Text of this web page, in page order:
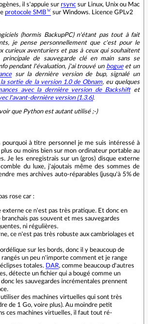
il s'appuie sur rsync sur Linux, Unix ou Mac
protocole SMB
sur Windows. Licence GPLv2
(hormis BackupPC) n'étant pas tout à fait
je pense personnellement que c'est pour le
curieux aventuriers et pas à ceux qui souhaitent
de sauvegarde clé en main sans se
pendant l'évaluation, j'ai trouvé un bogueet un
sur la dernière version de bup, signalé un
sortie de la version 1.0 de Obnam, eu quelques
avec la dernière version de Backshiftet
l'avant-dernière version (1.3.6).
que Python est autant utilisé ;-)
pourquoi à titre personnel je me suis intéressé à
ou moins bien sur mon ordinateur portable au
Je les enregistrais sur un (gros) disque externe
du luxe, j'ajoutais même des sommes de
mes archives auto-réparables (jusqu'à 5% de
rose car :
externe ce n'est pas très pratique. Et donc en
branchais pas souvent et mes sauvegardes
ni régulières.
ce n'est pas très robuste aux cambriolages et
sur les bords, donc il y beaucoup de
un peu n'importe comment et je range
totales. DAR, comme beaucoup d'autres
détecte un fichier qui a bougé comme un
donc les sauvegardes incrémentales prennent
utiliser des machines virtuelles qui sont très
de 1 Go, voire plus). Au moindre petit
ces machines virtuelles, il faut tout ré-